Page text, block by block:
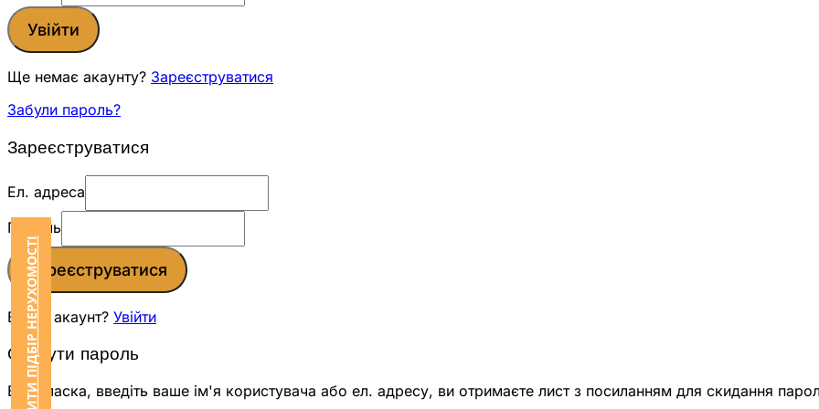
ЗАМОВИТИ ПІДБІР НЕРУХОМОСТІ
Увійти
Ще немає акаунту? Зареєструватися
Забули пароль?
Зареєструватися
Ел. адреса
Пароль
Зареєструватися
Вже є акаунт? Увійти
Скинути пароль
Будь ласка, введіть ваше ім'я користувача або ел. адресу, ви отримаєте лист з посиланням для скидання